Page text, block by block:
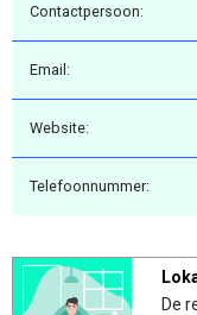
Contactpersoon:
Email:
Website:
Telefoonnummer:
De